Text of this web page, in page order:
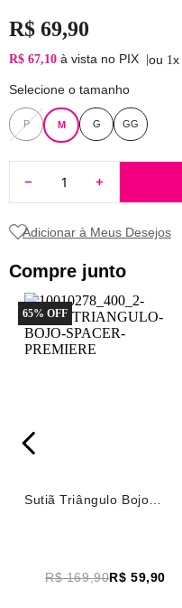
5 sutiã calcinha
8 renda
9 sutiã renda
R$ 69,90
R$ 67,10 à vista no PIX ou 1x
Selecione o tamanho
P M G GG
Compre junto
65% OFF
Sutiã Triângulo Bojo
R$ 169,90R$ 59,90